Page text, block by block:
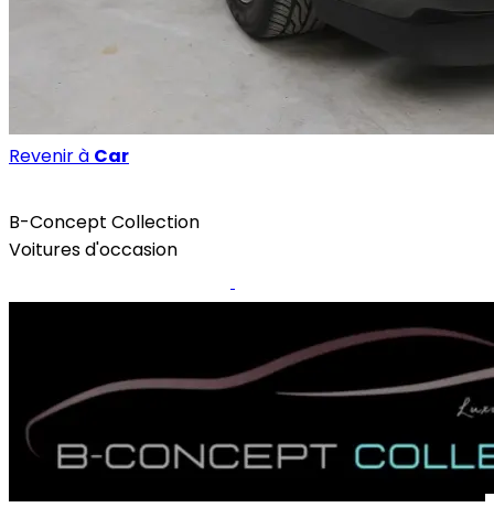
Revenir à Car
B-Concept Collection
Voitures d'occasion